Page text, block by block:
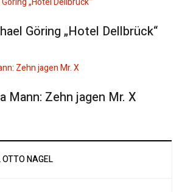
Göring „Hotel Dellbrück“
Mann: Zehn jagen Mr. X
OTTO NAGEL